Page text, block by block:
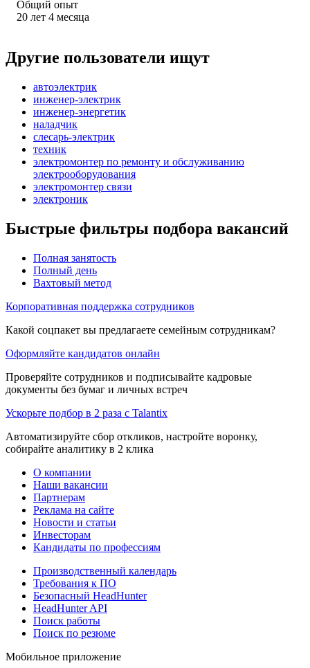
Общий опыт
20 лет 4 месяца
Другие пользователи ищут
автоэлектрик
инженер-электрик
инженер-энергетик
наладчик
слесарь-электрик
техник
электромонтер по ремонту и обслуживанию
электрооборудования
электромонтер связи
электроник
Быстрые фильтры подбора вакансий
Полная занятость
Полный день
Вахтовый метод
Корпоративная поддержка сотрудников
Какой соцпакет вы предлагаете семейным сотрудникам?
Оформляйте кандидатов онлайн
Проверяйте сотрудников и подписывайте кадровые
документы без бумаг и личных встреч
Ускорьте подбор в 2 раза с Talantix
Автоматизируйте сбор откликов, настройте воронку,
собирайте аналитику в 2 клика
О компании
Наши вакансии
Партнерам
Реклама на сайте
Новости и статьи
Инвесторам
Кандидаты по профессиям
Производственный календарь
Требования к ПО
Безопасный HeadHunter
HeadHunter API
Поиск работы
Поиск по резюме
Мобильное приложение